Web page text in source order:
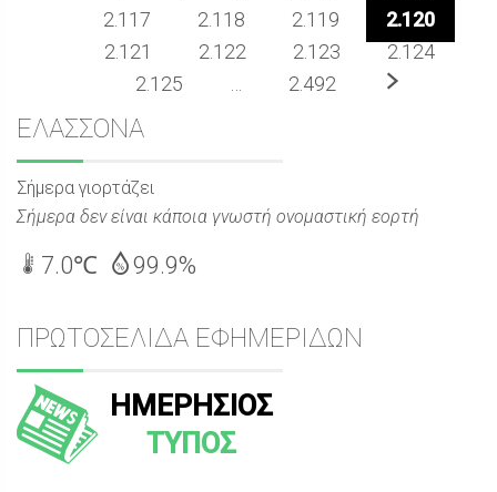
2.117
2.118 2.119
2.120
2.121
2.122 2.123
2.124
2.125
2.492 Επόμενο
Sidebar
ΕΛΑΣΣΟΝΑ
Σήμερα γιορτάζει
Σήμερα δεν είναι κάποια γνωστή ονομαστική εορτή
7.0℃ 99.9%
ΠΡΩΤΟΣΕΛΙΔΑ ΕΦΗΜΕΡΙΔΩΝ
ΗΜΕΡΗΣΙΟΣ
ΤΥΠΟΣ